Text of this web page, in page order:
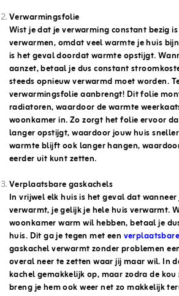
Verwarmingsfolie
Wist je dat je verwarming constant bezig
verwarmen, omdat veel warmte je huis
is het geval doordat warmte opstijgt.
aanzet, betaal je dus constant
steeds opnieuw verwarmd moet worden.
verwarmingsfolie aanbrengt! Dit folie
radiatoren, waardoor de warmte
woonkamer in. Zo zorgt het folie ervoor
langer opstijgt, waardoor jouw huis
warmte blijft ook langer hangen,
eerder uit kunt zetten.
Verplaatsbare gaskachels
In vrijwel elk huis is het geval dat
verwarmt, je gelijk je hele huis verwarmt.
woonkamer warm wil hebben, betaal je
huis. Dit ga je tegen met een
gaskachel verwarmt zonder problemen
overal neer te zetten waar jij maar wil. In
kachel gemakkelijk op, maar zodra de
breng je hem ook weer net zo makkelijk